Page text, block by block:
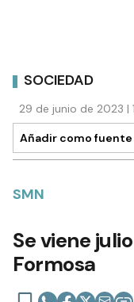
SOCIEDAD
29 de junio de 2023 |
Añadir como fuente
SMN
Se viene
Formosa